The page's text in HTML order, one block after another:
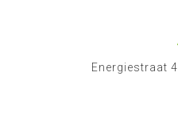
Energiestraat